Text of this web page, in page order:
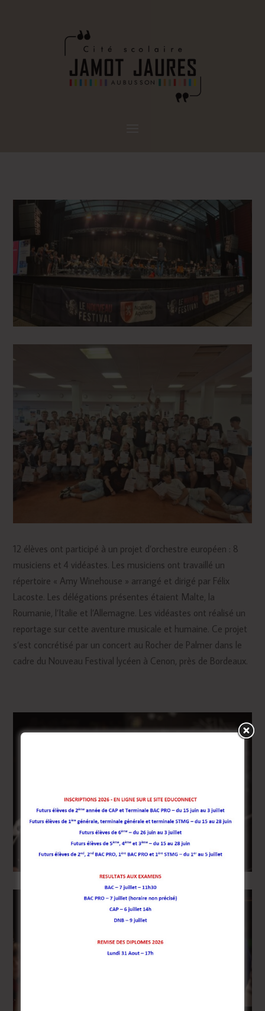
12 élèves ont participé à un projet d’orchestre européen : 8
musiciens et 4 vidéastes. Les musiciens ont travaillé un
répertoire « Amy Winehouse » arrangé et dirigé par Félix
Lacoste. Les délégations présentes étaient Malte, la
Roumanie, l’Italie et l’Allemagne. Les vidéastes ont réalisé un
reportage sur cette aventure musicale et humaine. Ce projet
s’est concrétisé par un concert au Rocher de Palmer dans le
cadre du Nouveau Festival lycéen à Cenon, près de Bordeaux.